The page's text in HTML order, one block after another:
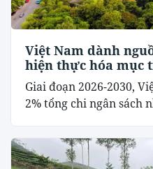
Việt Nam dành
hiện thực hóa mục
Giai đoạn 2026-2030,
2% tổng chi ngân sách